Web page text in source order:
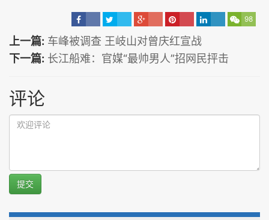
98
上一篇: 车峰被调查 王岐山对曾庆红宣战
下一篇: 长江船难：官媒“最帅男人”招网民抨击
评论
提交